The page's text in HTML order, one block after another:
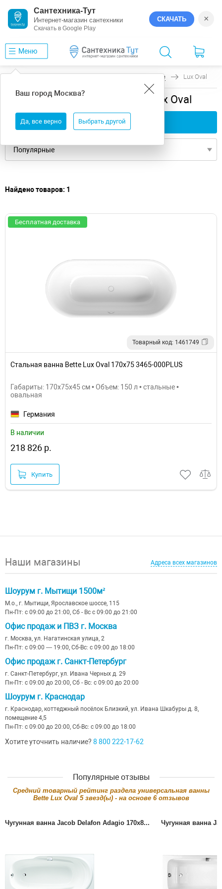
Сантехника-Тут
Интернет-магазин сантехники
Скачать в Google Play
СКАЧАТЬ ×
Меню
Ваш город Москва?
Да, все верно Выбрать другой
Bette Lux Oval
универсальная ванны Bette Lux Oval
Применить фильтры
Найдено товаров: 1
Бесплатная доставка
Товарный код: 1461749
Стальная ванна Bette Lux Oval 170х75 3465-000PLUS
Габариты: 170x75x45 см • Объем: 150 л • стальные •
овальная
Германия
В наличии
218 826 р.
Купить
Наши магазины Адреса всех магазинов
Шоурум г. Мытищи 1500м²
М.о., г. Мытищи, Ярославское шоссе, 115
Пн-Пт: с 09:00 до 21:00, Сб - Вс с 09:00 до 21:00
Офис продаж и ПВЗ г. Москва
г. Москва, ул. Нагатинская улица, 2
Пн-Пт: с 09:00 — 19:00, Сб-Вс: с 09:00 до 18:00
Офис продаж г. Санкт-Петербург
г. Санкт-Петербург, ул. Ивана Черных д. 29
Пн-Пт: с 09:00 до 20:00, Сб - Вс: с 09:00 до 20:00
Шоурум г. Краснодар
г. Краснодар, коттеджный посёлок Близкий, ул. Ивана Шкабуры д. 8,
помещение 4,5
Пн-Пт: с 09:00 до 20:00, Сб-Вс: с 09:00 до 18:00
Хотите уточнить наличие? 8 800 222-17-62
Популярные отзывы
Cредний товарный рейтинг раздела универсальная ванны
Bette Lux Oval 5звезд(ы) - на основе 6отзывов
Чугунная ванна Jacob Delafon Adagio 170x8... Чугунная ванна